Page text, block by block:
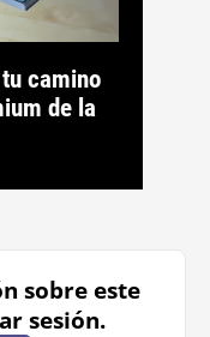
camino
de la
sobre este
sesión.